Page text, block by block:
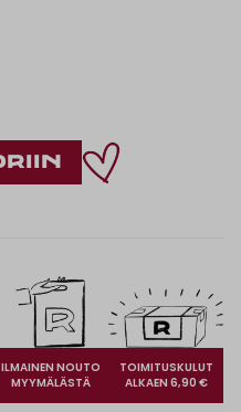
ILMAINEN NOUTO
MYYMÄLÄSTÄ
TOIMITUSKULUT
ALKAEN 6,90 €